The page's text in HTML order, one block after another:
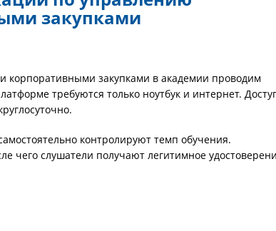
закупками
закупками в академии проводим
требуются только ноутбук и интернет.
контролируют темп обучения.
чего слушатели получают легитимное